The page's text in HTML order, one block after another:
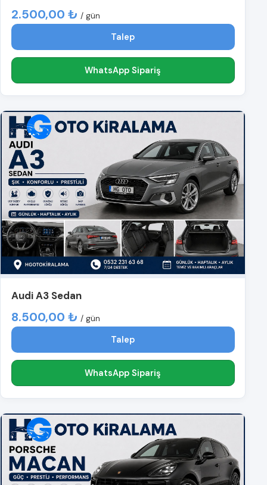
2.500,00 ₺ / gün
Talep
WhatsApp Sipariş
Audi A3 Sedan
8.500,00 ₺ / gün
Talep
WhatsApp Sipariş